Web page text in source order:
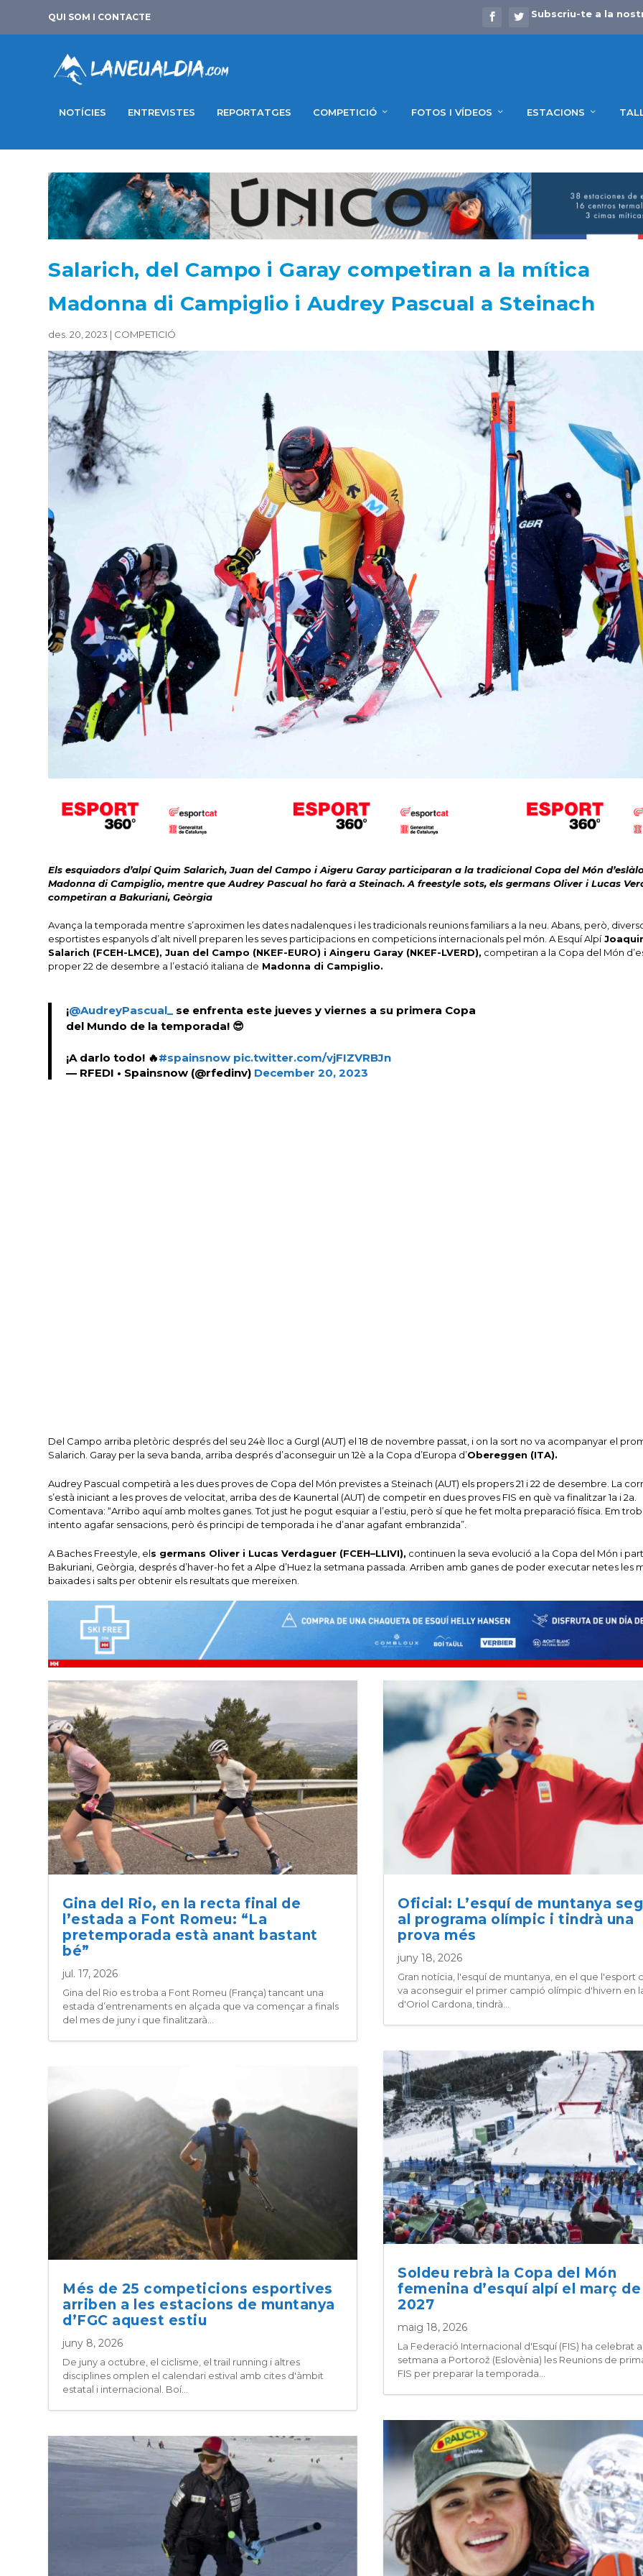
QUI SOM I CONTACTE Subscriu-te a la
NOTÍCIES ENTREVISTES REPORTATGES COMPETICIÓ FOTOS I VÍDEOS ESTACIONS
Salarich, del Campo i Garay competiran a la mítica
Madonna di Campiglio i Audrey Pascual a Steinach
des. 20, 2023 | COMPETICIÓ
Els esquiadors d’alpí Quim Salarich, Juan del Campo i Aigeru Garay participaran a la tradicional Copa del Món
Madonna di Campiglio, mentre que Audrey Pascual ho farà a Steinach. A freestyle sots, els germans Oliver i Lucas
competiran a Bakuriani, Geòrgia
Avança la temporada mentre s’aproximen les dates nadalenques i les tradicionals reunions familiars a la neu. Abans, però,
esportistes espanyols d’alt nivell preparen les seves participacions en competicions internacionals pel món. A Esquí Alpí
Salarich (FCEH-LMCE), Juan del Campo (NKEF-EURO) i Aingeru Garay (NKEF-LVERD), competiran a la Copa del Món
proper 22 de desembre a l’estació italiana de Madonna di Campiglio.
¡@AudreyPascual_ se enfrenta este jueves y viernes a su primera Copa
del Mundo de la temporada! 😎
¡A darlo todo! 🔥#spainsnow pic.twitter.com/vjFIZVRBJn
— RFEDI • Spainsnow (@rfedinv) December 20, 2023
Del Campo arriba pletòric després del seu 24è lloc a Gurgl (AUT) el 18 de novembre passat, i on la sort no va acompanyar el
Salarich. Garay per la seva banda, arriba després d’aconseguir un 12è a la Copa d’Europa d’Obereggen (ITA).
Audrey Pascual competirà a les dues proves de Copa del Món previstes a Steinach (AUT) els propers 21 i 22 de desembre. La
s’està iniciant a les proves de velocitat, arriba des de Kaunertal (AUT) de competir en dues proves FIS en què va finalitzar 1a i 2a.
Comentava: “Arribo aquí amb moltes ganes. Tot just he pogut esquiar a l’estiu, però sí que he fet molta preparació física. Em
intento agafar sensacions, però és principi de temporada i he d’anar agafant embranzida”.
A Baches Freestyle, els germans Oliver i Lucas Verdaguer (FCEH–LLIVI), continuen la seva evolució a la Copa del Món i
Bakuriani, Geòrgia, després d’haver-ho fet a Alpe d’Huez la setmana passada. Arriben amb ganes de poder executar netes les
baixades i salts per obtenir els resultats que mereixen.
Gina del Rio, en la recta final de
l’estada a Font Romeu: “La
pretemporada està anant bastant
bé”
jul. 17, 2026
Gina del Rio es troba a Font Romeu (França) tancant una
estada d’entrenaments en alçada que va començar a finals
del mes de juny i que finalitzarà...
Més de 25 competicions esportives
arriben a les estacions de muntanya
d’FGC aquest estiu
juny 8, 2026
De juny a octubre, el ciclisme, el trail running i altres
disciplines omplen el calendari estival amb cites d'àmbit
estatal i internacional. Boí...
Oficial: L’esquí de muntanya
al programa olímpic i tindrà una
prova més
juny 18, 2026
Gran notícia, l'esquí de muntanya, en el que l'esport
va aconseguir el primer campió olímpic d'hivern en
d'Oriol Cardona, tindrà...
Soldeu rebrà la Copa del Món
femenina d’esquí alpí el març de
2027
maig 18, 2026
La Federació Internacional d'Esquí (FIS) ha celebrat
setmana a Portorož (Eslovènia) les Reunions de
FIS per preparar la temporada...